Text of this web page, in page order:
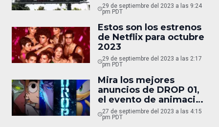
29 de septiembre del 2023 a las 9:24
pm PDT
Estos son los estrenos
de Netflix para octubre
2023
29 de septiembre del 2023 a las 2:17
pm PDT
Mira los mejores
anuncios de DROP 01,
el evento de animación
de Netflix
27 de septiembre del 2023 a las 4:15
pm PDT